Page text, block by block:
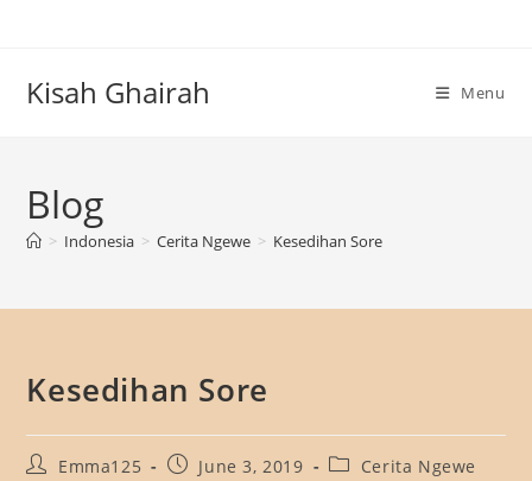
Kisah Ghairah Menu
Blog
> Indonesia > Cerita Ngewe > Kesedihan Sore
Kesedihan Sore
PostEmma125
PostJune 3, 2019
PostCerita Ngewe